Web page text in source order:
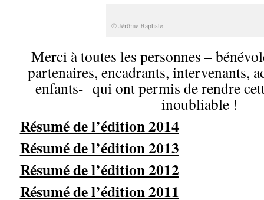
© Jérôme Baptiste
Merci à toutes les personnes –
partenaires, encadrants, intervenants,
enfants- qui ont permis de rendre
inoubliable !
Résumé de l’édition 2014
Résumé de l’édition 2013
Résumé de l’édition 2012
Résumé de l’édition 2011